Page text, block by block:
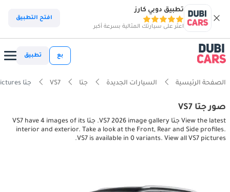
تطبيق دوبي كارز
اعثر على سيارتك المثالية بسرعة أكبر
افتح التطبيق
بع تطبيق
الصفحة الرئيسية السيارات الجديدة جتا VS7 جتا VS7 interior, exterior pictures
صور جتا VS7
View the latest جتا VS7 2026 image gallery. جتا VS7 have 4 images of its
interior and exterior. Take a look at the Front, Rear and Side profiles.
VS7 is available in 0 variants. View all VS7 pictures.